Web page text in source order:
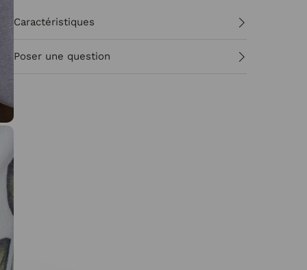
Caractéristiques
Poser une question